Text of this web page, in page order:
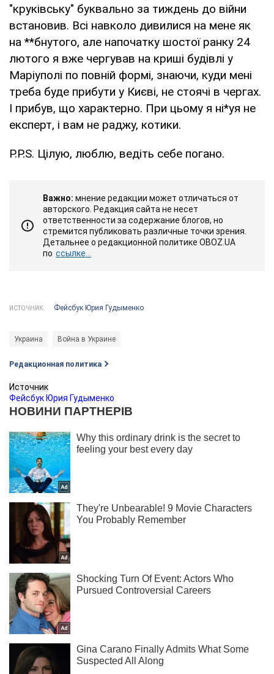
"круківську" буквально за тиждень до війни
встановив. Всі навколо дивилися на мене як
на **бнутого, але напочатку шостої ранку 24
лютого я вже чергував на криші будівлі у
Маріуполі по повній формі, знаючи, куди мені
треба буде прибути у Києві, не стоячі в чергах.
І прибув, що характерно. При цьому я ні*уя не
експерт, і вам не раджу, котики.
P.P.S. Цілую, люблю, ведіть себе погано.
Важно: мнение редакции может отличаться от
авторского. Редакция сайта не несет
ответственности за содержание блогов, но
стремится публиковать различные точки зрения.
Детальнее о редакционной политике OBOZ.UA
по ссылке...
ИСТОЧНИК: Фейсбук Юрия Гудыменко
Украина Война в Украине
Редакционная политика
Источник
Фейсбук Юрия Гудыменко